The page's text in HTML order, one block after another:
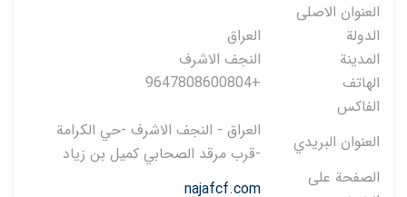
العنوان الاصلی
الدولة
العراق
المدينة
النجف الاشرف
الهاتف
+9647808600804
الفاكس
العنوان البريدي
العراق - النجف الاشرف -حي الكرامة
-قرب مرقد الصحابي كميل بن زياد
الصفحة على
najafcf.com